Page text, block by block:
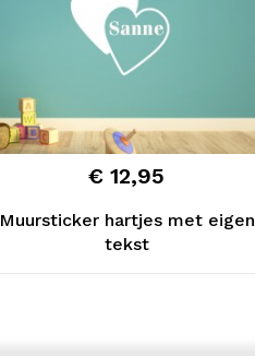
Muursticker hartjes met eigen
tekst
€ 12,95